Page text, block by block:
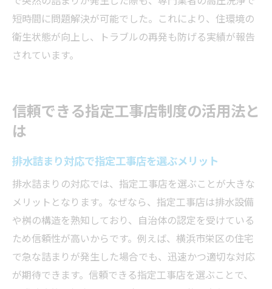
短時間に問題解決が可能でした。これにより、住環境の
衛生状態が向上し、トラブルの再発も防げる実績が報告
されています。
信頼できる指定工事店制度の活用法と
は
排水詰まり対応で指定工事店を選ぶメリット
排水詰まりの対応では、指定工事店を選ぶことが大きな
メリットとなります。なぜなら、指定工事店は排水設備
や桝の構造を熟知しており、自治体の認定を受けている
ため信頼性が高いからです。例えば、横浜市栄区の住宅
で急な詰まりが発生した場合でも、迅速かつ適切な対応
が期待できます。信頼できる指定工事店を選ぶことで、